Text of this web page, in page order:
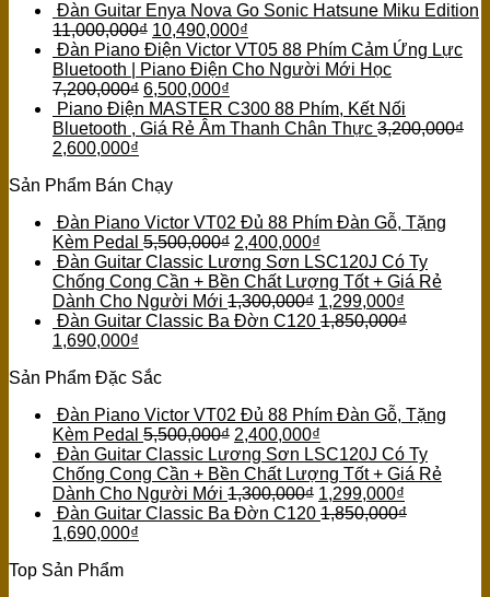
Đàn Guitar Enya Nova Go Sonic Hatsune Miku Edition
11,000,000₫ 10,490,000₫
Đàn Piano Điện Victor VT05 88 Phím Cảm Ứng Lực
Bluetooth | Piano Điện Cho Người Mới Học
7,200,000₫ 6,500,000₫
Piano Điện MASTER C300 88 Phím, Kết Nối
Bluetooth , Giá Rẻ Âm Thanh Chân Thực 3,200,000₫
2,600,000₫
Sản Phẩm Bán Chạy
Đàn Piano Victor VT02 Đủ 88 Phím Đàn Gỗ, Tặng
Kèm Pedal 5,500,000₫ 2,400,000₫
Đàn Guitar Classic Lương Sơn LSC120J Có Ty
Chống Cong Cần + Bền Chất Lượng Tốt + Giá Rẻ
Dành Cho Người Mới 1,300,000₫ 1,299,000₫
Đàn Guitar Classic Ba Đờn C120 1,850,000₫
1,690,000₫
Sản Phẩm Đặc Sắc
Đàn Piano Victor VT02 Đủ 88 Phím Đàn Gỗ, Tặng
Kèm Pedal 5,500,000₫ 2,400,000₫
Đàn Guitar Classic Lương Sơn LSC120J Có Ty
Chống Cong Cần + Bền Chất Lượng Tốt + Giá Rẻ
Dành Cho Người Mới 1,300,000₫ 1,299,000₫
Đàn Guitar Classic Ba Đờn C120 1,850,000₫
1,690,000₫
Top Sản Phẩm